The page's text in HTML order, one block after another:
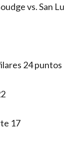
vs. San
24 puntos
17